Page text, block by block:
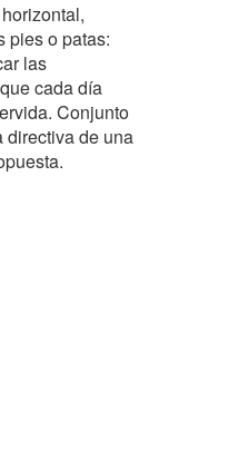
pies o patas:
las
cada día
Conjunto
directiva de una